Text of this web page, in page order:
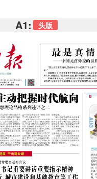
A1: 头版